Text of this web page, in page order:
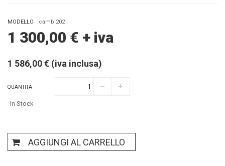
MODELLO cambi202
1 300,00 € + iva
1 586,00 € (iva inclusa)
QUANTITA
In Stock
AGGIUNGI AL CARRELLO